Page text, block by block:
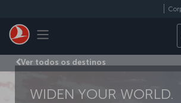
Toggle navigation
Ver todos os destinos
WIDEN YOUR WORLD.